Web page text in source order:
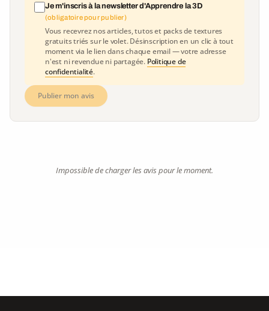
Je m'inscris à la newsletter d'Apprendre la 3D
(obligatoire pour publier)
Vous recevrez nos articles, tutos et packs de textures
gratuits triés sur le volet. Désinscription en un clic à tout
moment via le lien dans chaque email — votre adresse
n'est ni revendue ni partagée. Politique de
confidentialité.
Publier mon avis
Impossible de charger les avis pour le moment.